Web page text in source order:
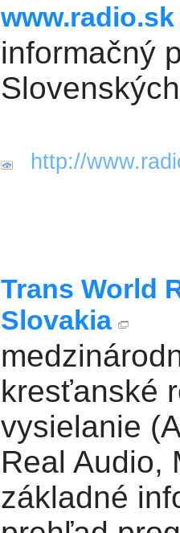
www.radio.sk
informačný
http://
Trans World
Slovakia
kresťanské
vysielanie
Real Audio,
základné